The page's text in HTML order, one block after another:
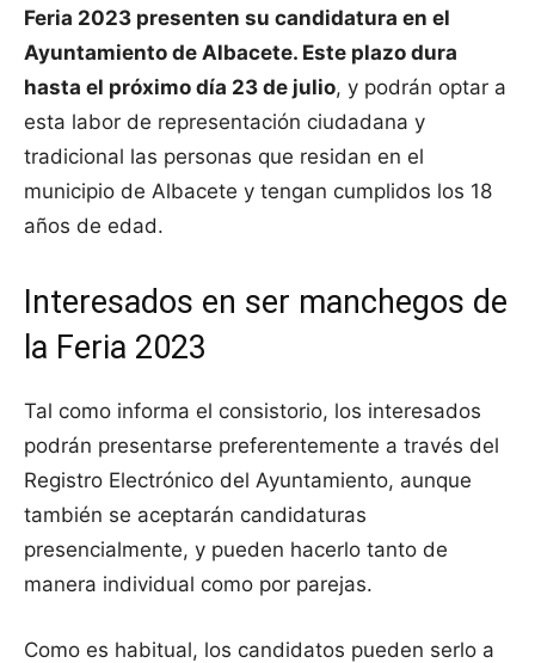
Feria 2023 presenten su candidatura en el
Ayuntamiento de Albacete. Este plazo dura
hasta el próximo día 23 de julio, y podrán optar a
esta labor de representación ciudadana y
tradicional las personas que residan en el
municipio de Albacete y tengan cumplidos los 18
años de edad.
Interesados en ser manchegos de
la Feria 2023
Tal como informa el consistorio, los interesados
podrán presentarse preferentemente a través del
Registro Electrónico del Ayuntamiento, aunque
también se aceptarán candidaturas
presencialmente, y pueden hacerlo tanto de
manera individual como por parejas.
Como es habitual, los candidatos pueden serlo a